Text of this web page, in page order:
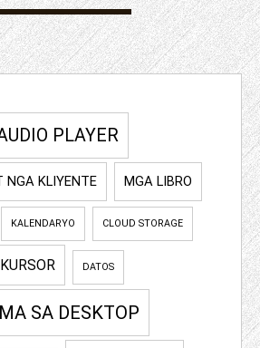
PLAYER
NGA KLIYENTE MGA LIBRO
KALENDARYO CLOUD STORAGE
KURSOR DATOS
SA DESKTOP